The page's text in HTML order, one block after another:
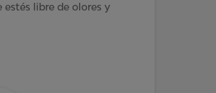
libre de olores y